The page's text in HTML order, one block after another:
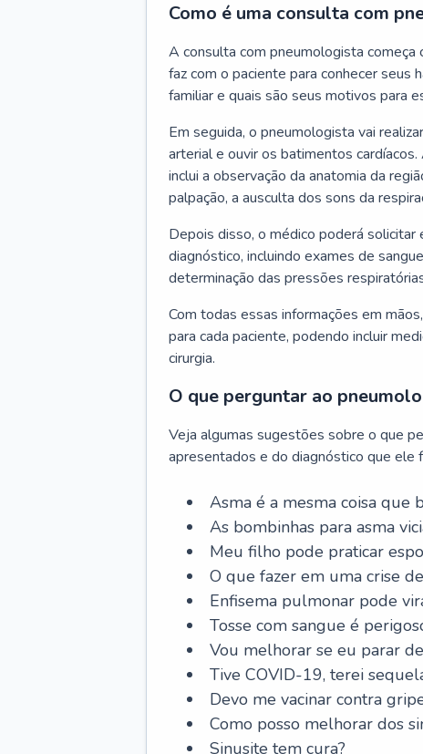
Como é uma consulta com
A consulta com pneumologista começa
faz com o paciente para conhecer seus
familiar e quais são seus motivos para
Em seguida, o pneumologista vai
arterial e ouvir os batimentos
inclui a observação da anatomia da
palpação, a ausculta dos sons da
Depois disso, o médico poderá
diagnóstico, incluindo exames de
determinação das pressões
Com todas essas informações em
para cada paciente, podendo incluir
cirurgia.
O que perguntar ao
Veja algumas sugestões sobre o que
apresentados e do diagnóstico que ele
Asma é a mesma coisa que
As bombinhas para asma
Meu filho pode praticar
O que fazer em uma crise
Enfisema pulmonar pode
Tosse com sangue é
Vou melhorar se eu parar
Tive COVID-19, terei
Devo me vacinar contra
Como posso melhorar dos
Sinusite tem cura?